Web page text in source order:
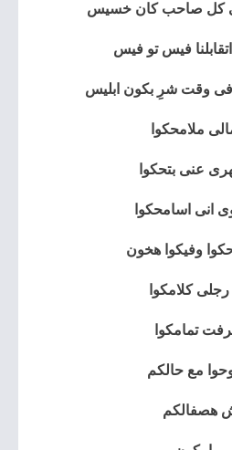
كل صاحب كان خسيس
فيس تو فيس
وقت شرِ بكون ابليس
ملامحكوا
عنى بتحكوا
انى اسامحكوا
وفيكوا هخون
كلامكوا
تمامكوا
مع حالكم
هصفالكم